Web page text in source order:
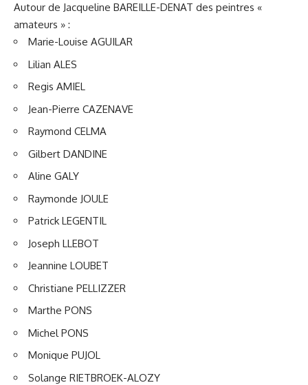
Autour de Jacqueline BAREILLE-DENAT des peintres «
amateurs » :
Marie-Louise AGUILAR
Lilian ALES
Regis AMIEL
Jean-Pierre CAZENAVE
Raymond CELMA
Gilbert DANDINE
Aline GALY
Raymonde JOULE
Patrick LEGENTIL
Joseph LLEBOT
Jeannine LOUBET
Christiane PELLIZZER
Marthe PONS
Michel PONS
Monique PUJOL
Solange RIETBROEK-ALOZY